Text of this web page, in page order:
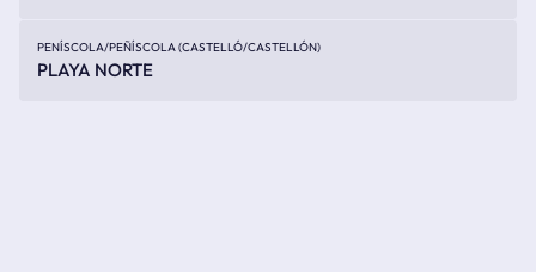
PENÍSCOLA/PEÑÍSCOLA (CASTELLÓ/CASTELLÓN)
PLAYA NORTE